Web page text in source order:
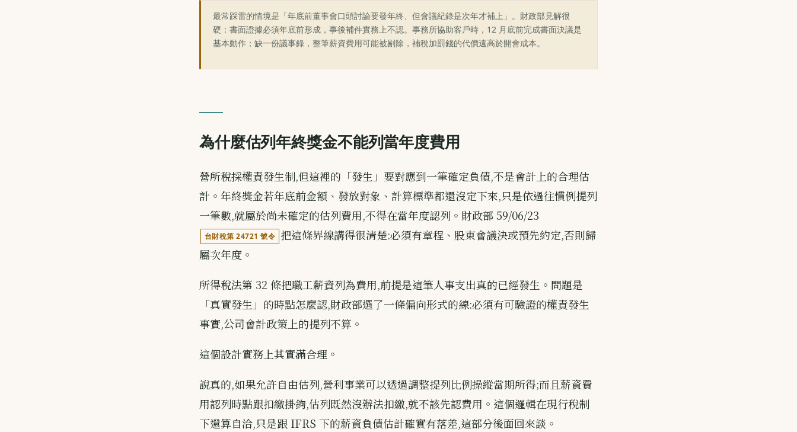
最常踩雷的情境是「年底前董事會口頭討論要發年終、但會議紀錄是次年才補上」。財政部見解很
硬：書面證據必須年底前形成，事後補件實務上不認。事務所協助客戶時，12 月底前完成書面決議是
基本動作；缺一份議事錄，整筆薪資費用可能被剔除，補稅加罰錢的代價遠高於開會成本。
為什麼估列年終獎金不能列當年度費用
營所稅採權責發生制,但這裡的「發生」要對應到一筆確定負債,不是會計上的合理估
計。年終獎金若年底前金額、發放對象、計算標準都還沒定下來,只是依過往慣例提列
一筆數,就屬於尚未確定的估列費用,不得在當年度認列。財政部 59/06/23
台財稅第 24721 號令 把這條界線講得很清楚:必須有章程、股東會議決或預先約定,否則歸
屬次年度。
所得稅法第 32 條把職工薪資列為費用,前提是這筆人事支出真的已經發生。問題是
「真實發生」的時點怎麼認,財政部選了一條偏向形式的線:必須有可驗證的權責發生
事實,公司會計政策上的提列不算。
這個設計實務上其實滿合理。
說真的,如果允許自由估列,營利事業可以透過調整提列比例操縱當期所得;而且薪資費
用認列時點跟扣繳掛鉤,估列既然沒辦法扣繳,就不該先認費用。這個邏輯在現行稅制
下還算自洽,只是跟 IFRS 下的薪資負債估計確實有落差,這部分後面回來談。